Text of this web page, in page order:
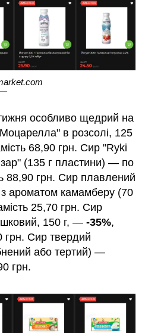
особливо щедрий на
в розсолі, 125
68,90 грн. Сир "Ryki
(135 г пластини) — по
88,90 грн. Сир плавлений
ароматом камамберу (70
25,70 грн. Сир
150 г, — -35%,
грн. Сир твердий
або тертий) —
грн.